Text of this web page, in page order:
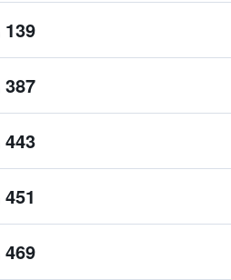
139 ﷼
387 ﷼
443 ﷼
451 ﷼
469 ﷼